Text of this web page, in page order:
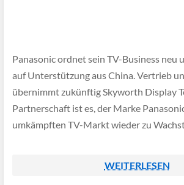
Panasonic ordnet sein TV-Business neu
auf Unterstützung aus China. Vertrieb
übernimmt zukünftig Skyworth Display
Partnerschaft ist es, der Marke
umkämpften TV-Markt wieder zu
WEITERLESEN